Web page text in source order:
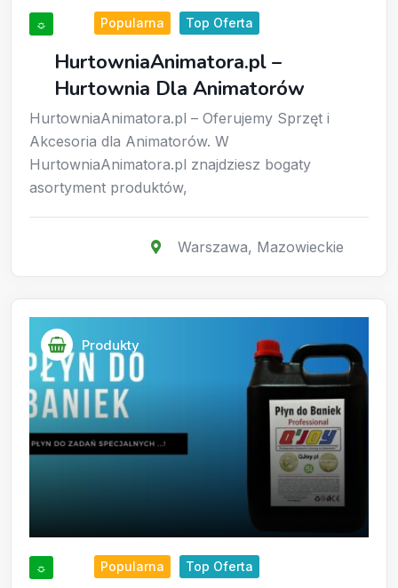
☼
HurtowniaAnimatora.pl –
Hurtownia Dla Animatorów
Popularna Top Oferta
HurtowniaAnimatora.pl – Oferujemy Sprzęt i
Akcesoria dla Animatorów. W
HurtowniaAnimatora.pl znajdziesz bogaty
asortyment produktów,
Warszawa, Mazowieckie
Produkty
☼ Popularna Top Oferta